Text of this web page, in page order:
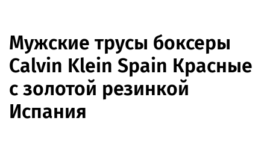
Мужские трусы боксеры
Calvin Klein Spain Красные
с золотой резинкой
Испания